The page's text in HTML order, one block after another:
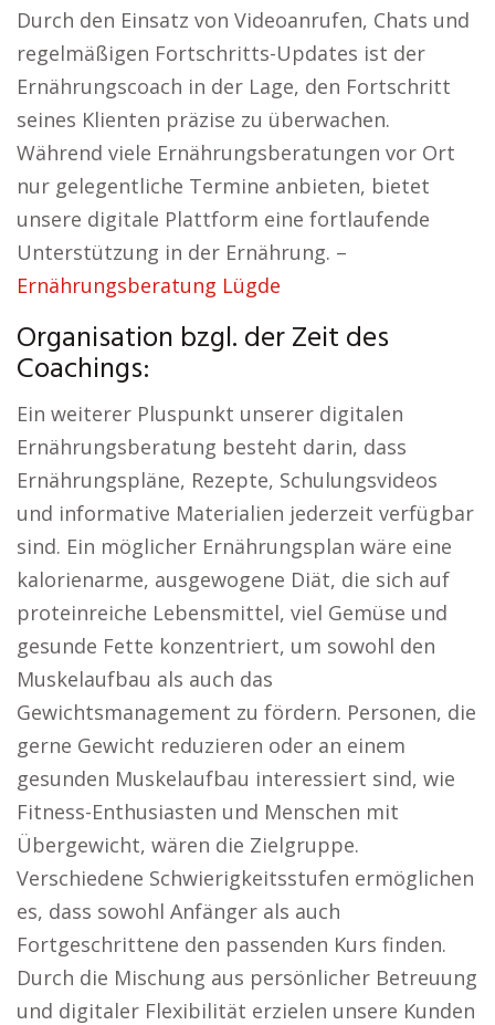
Durch den Einsatz von Videoanrufen, Chats und
regelmäßigen Fortschritts-Updates ist der
Ernährungscoach in der Lage, den Fortschritt
seines Klienten präzise zu überwachen.
Während viele Ernährungsberatungen vor Ort
nur gelegentliche Termine anbieten, bietet
unsere digitale Plattform eine fortlaufende
Unterstützung in der Ernährung. –
Ernährungsberatung Lügde
Organisation bzgl. der Zeit des
Coachings:
Ein weiterer Pluspunkt unserer digitalen
Ernährungsberatung besteht darin, dass
Ernährungspläne, Rezepte, Schulungsvideos
und informative Materialien jederzeit verfügbar
sind. Ein möglicher Ernährungsplan wäre eine
kalorienarme, ausgewogene Diät, die sich auf
proteinreiche Lebensmittel, viel Gemüse und
gesunde Fette konzentriert, um sowohl den
Muskelaufbau als auch das
Gewichtsmanagement zu fördern. Personen, die
gerne Gewicht reduzieren oder an einem
gesunden Muskelaufbau interessiert sind, wie
Fitness-Enthusiasten und Menschen mit
Übergewicht, wären die Zielgruppe.
Verschiedene Schwierigkeitsstufen ermöglichen
es, dass sowohl Anfänger als auch
Fortgeschrittene den passenden Kurs finden.
Durch die Mischung aus persönlicher Betreuung
und digitaler Flexibilität erzielen unsere Kunden